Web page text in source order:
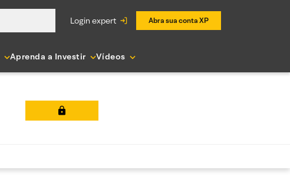
login expert Abra sua conta XP
Aprenda a Investir Vídeos